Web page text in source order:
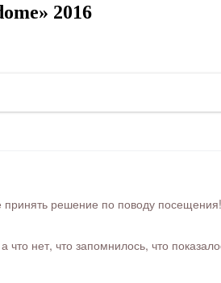
2016
решение по поводу посещения!
нет, что запомнилось, что